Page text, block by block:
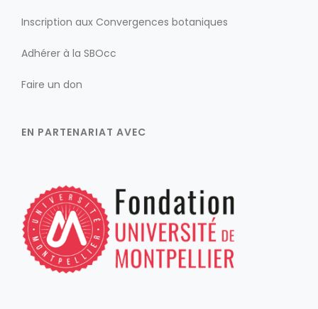
Inscription aux Convergences botaniques
Adhérer à la SBOcc
Faire un don
EN PARTENARIAT AVEC